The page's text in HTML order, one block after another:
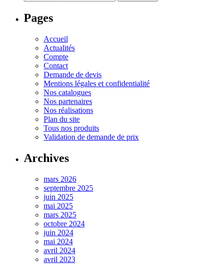
Pages
Accueil
Actualités
Compte
Contact
Demande de devis
Mentions légales et confidentialité
Nos catalogues
Nos partenaires
Nos réalisations
Plan du site
Tous nos produits
Validation de demande de prix
Archives
mars 2026
septembre 2025
juin 2025
mai 2025
mars 2025
octobre 2024
juin 2024
mai 2024
avril 2024
avril 2023